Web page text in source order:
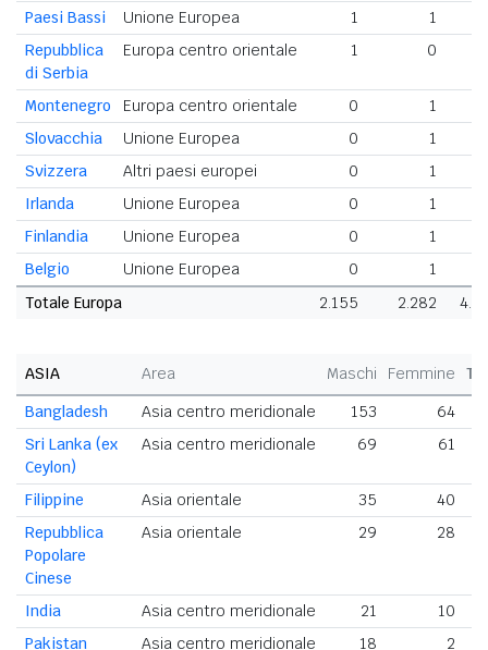
Paesi Bassi Unione Europea 1
1
Repubblica
di Serbia
Europa centro orientale 1 0
Montenegro Europa centro orientale 0
1
Slovacchia
Unione Europea 0
1
Svizzera
Altri paesi europei 0
1
Irlanda
Unione Europea 0
1
Finlandia
Unione Europea 0
1
Belgio
Unione Europea 0
1
Totale Europa
2.155 2.282
ASIA Area Maschi Femmine
Bangladesh
Asia centro meridionale 153
64
Sri Lanka (ex
Ceylon)
Asia centro meridionale 69 61
Filippine Asia orientale 35
40
Repubblica
Popolare
Cinese
Asia orientale 29 28
India Asia centro meridionale 21
10
Pakistan
Asia centro meridionale 18
2